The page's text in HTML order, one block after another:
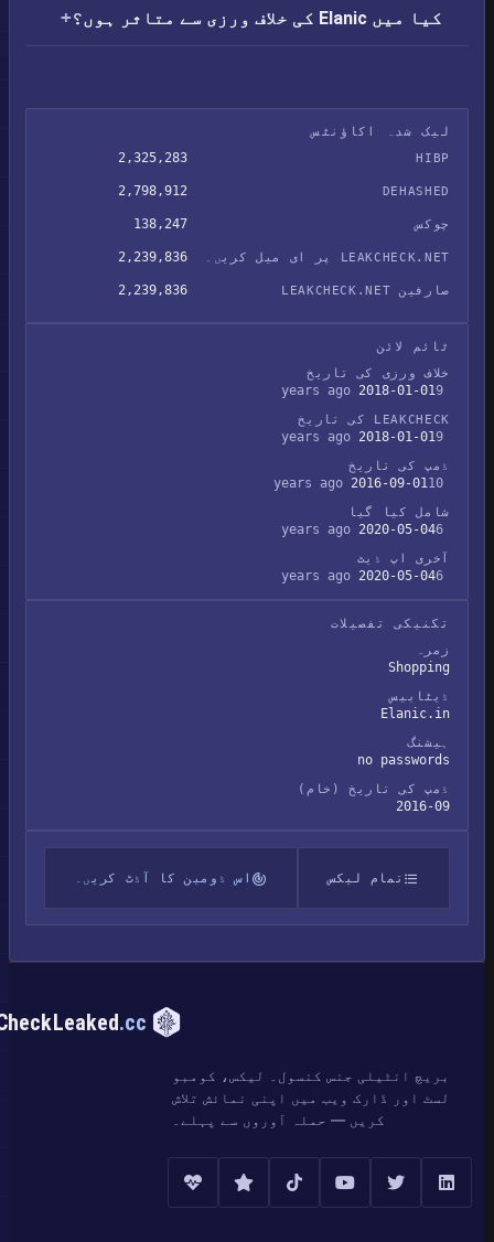
کیا میں Elanic کی خلاف ورزی سے متاثر ہوں؟
لیک شدہ اکاؤنٹس
HIBP
2,325,283
DEHASHED
2,798,912
چوکس 138,247
LEAKCHECK.NET پر ای میل کریں۔ 2,239,836
صارفین LEAKCHECK.NET 2,239,836
ٹائم لائن
خلاف ورزی کی تاریخ
2018-01-01
LEAKCHECK کی تاریخ
2018-01-01
ڈمپ کی تاریخ
2016-09-01
شامل کیا گیا
2020-05-04
آخری اپ ڈیٹ
2020-05-04
تکنیکی تفصیلات
زمرہ
Shopping
ڈیٹابیس
Elanic.in
ہیشنگ
no passwords
ڈمپ کی تاریخ (خام)
2016-09
تمام لیکس اس ڈومین کا آڈٹ کریں۔
CheckLeaked.cc
بریچ انٹیلی جنس کنسول۔ لیکس، کومبو
لسٹ اور ڈارک ویب میں اپنی نمائش تلاش
کریں — حملہ آوروں سے پہلے۔